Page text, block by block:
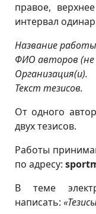
правое,
интервал
Название
ФИО авторов (не
Организация(и).
Текст тезисов.
От одного
двух тезисов.
Работы
по адресу:
В теме
написать: